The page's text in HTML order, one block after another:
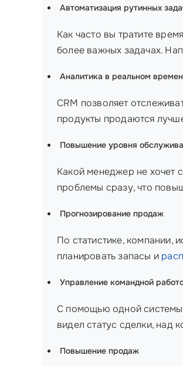
Автоматизация рутинных
Как часто вы тратите
более важных задачах.
Аналитика в реальном
CRM позволяет
продукты продаются
Повышение уровня
Какой менеджер не хочет
проблемы сразу, что
Прогнозирование продаж
По статистике, компании,
планировать запасы и
Управление командной
С помощью одной системы
видел статус сделки, над
Повышение продаж